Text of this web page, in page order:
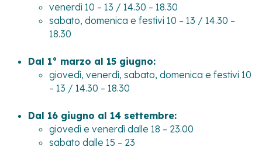
venerdì 10 – 13 / 14.30 – 18.30
sabato, domenica e festivi 10 – 13 / 14.30 –
18.30
Dal 1° marzo al 15 giugno:
giovedì, venerdì, sabato, domenica e festivi 10
– 13 / 14.30 – 18.30
Dal 16 giugno al 14 settembre:
giovedì e venerdì dalle 18 – 23.00
sabato dalle 15 – 23